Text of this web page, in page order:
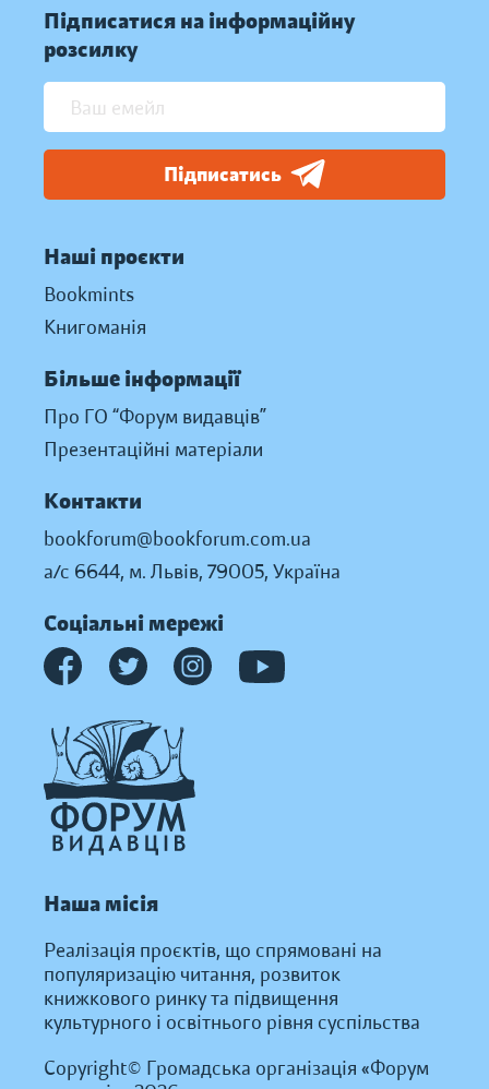
Підписатися на інформаційну
розсилку
Підписатись
Наші проєкти
Bookmints
Книгоманія
Більше інформації
Про ГО “Форум видавців”
Презентаційні матеріали
Контакти
bookforum@bookforum.com.ua
а/с 6644, м. Львів, 79005, Україна
Соціальні мережі
Наша місія
Реалізація проєктів, що спрямовані на
популяризацію читання, розвиток
книжкового ринку та підвищення
культурного і освітнього рівня суспільства
Copyright© Громадська організація «Форум